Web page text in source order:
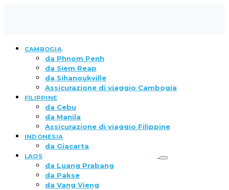
CAMBOGIA
da Phnom Penh
da Siem Reap
da Sihanoukville
Assicurazione di viaggio Cambogia
FILIPPINE
da Cebu
da Manila
Assicurazione di viaggio Filippine
INDONESIA
da Giacarta
LAOS
da Luang Prabang
da Pakse
da Vang Vieng